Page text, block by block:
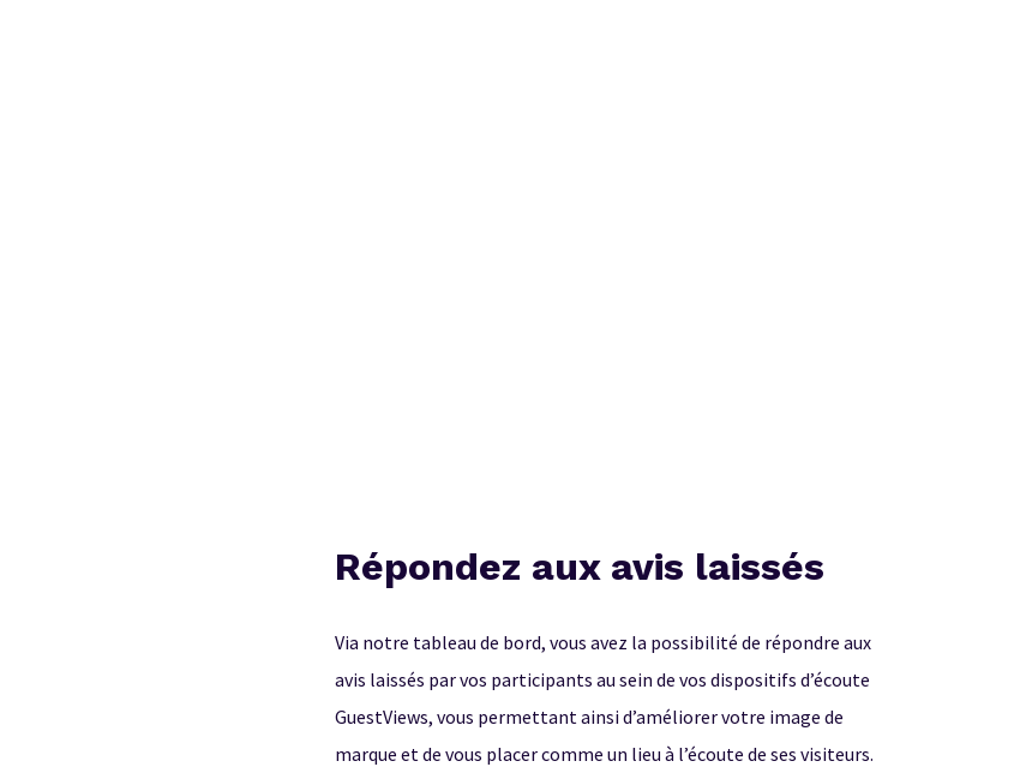
Répondez aux avis laissés
Via notre tableau de bord, vous avez la possibilité de répondre aux
avis laissés par vos participants au sein de vos dispositifs d’écoute
GuestViews, vous permettant ainsi d’améliorer votre image de
marque et de vous placer comme un lieu à l’écoute de ses visiteurs.